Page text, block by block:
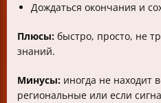
Дождаться окончания и
Плюсы: быстро, просто, не
знаний.
Минусы: иногда не находит
региональные или если